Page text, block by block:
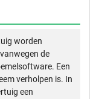
worden
de
Een
verholpen is. In
een